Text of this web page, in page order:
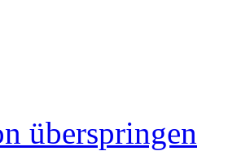
überspringen